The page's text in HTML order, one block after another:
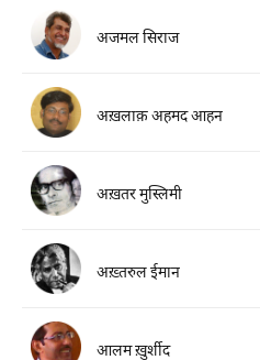
अजमल सिराज
अख़लाक़ अहमद आहन
अख़तर मुस्लिमी
अख़्तरुल ईमान
आलम ख़ुर्शीद